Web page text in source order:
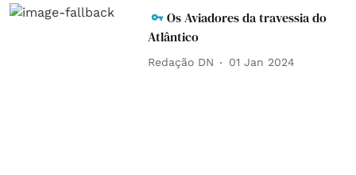
Os Aviadores da travessia do
Atlântico
Redação DN 01 Jan 2024